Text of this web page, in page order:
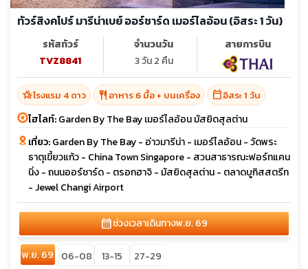
ทัวร์สิงคโปร์ มารีน่าเบย์ ออร์ชาร์ด เมอร์ไลอ้อน (อิสระ 1 วัน)
รหัสทัวร์
TVZ8841
จำนวนวัน
3 วัน 2 คืน
สายการบิน
hotel_classโรงแรม 4 ดาว restaurant อาหาร 6 มื้อ + บนเครื่อง calendar_todayอิสระ 1 วัน
ไฮไลท์:Garden By The Bay เมอร์ไลอ้อน มัสยิดสุลต่าน
เที่ยว:Garden By The Bay - อ่าวมารีน่า - เมอร์ไลอ้อน - วัดพระ
ธาตุเขี้ยวแก้ว - China Town Singapore - สวนสาธารณะฟอร์ทแคน
นิ่ง - ถนนออร์ชาร์ด - ตรอกฮาจิ - มัสยิดสุลต่าน - ตลาดบูกิสสตรีท
- Jewel Changi Airport
calendar_monthช่วงเวลาเดินทางพ.ย. 69
พ.ย. 69 06-08 13-15 27-29